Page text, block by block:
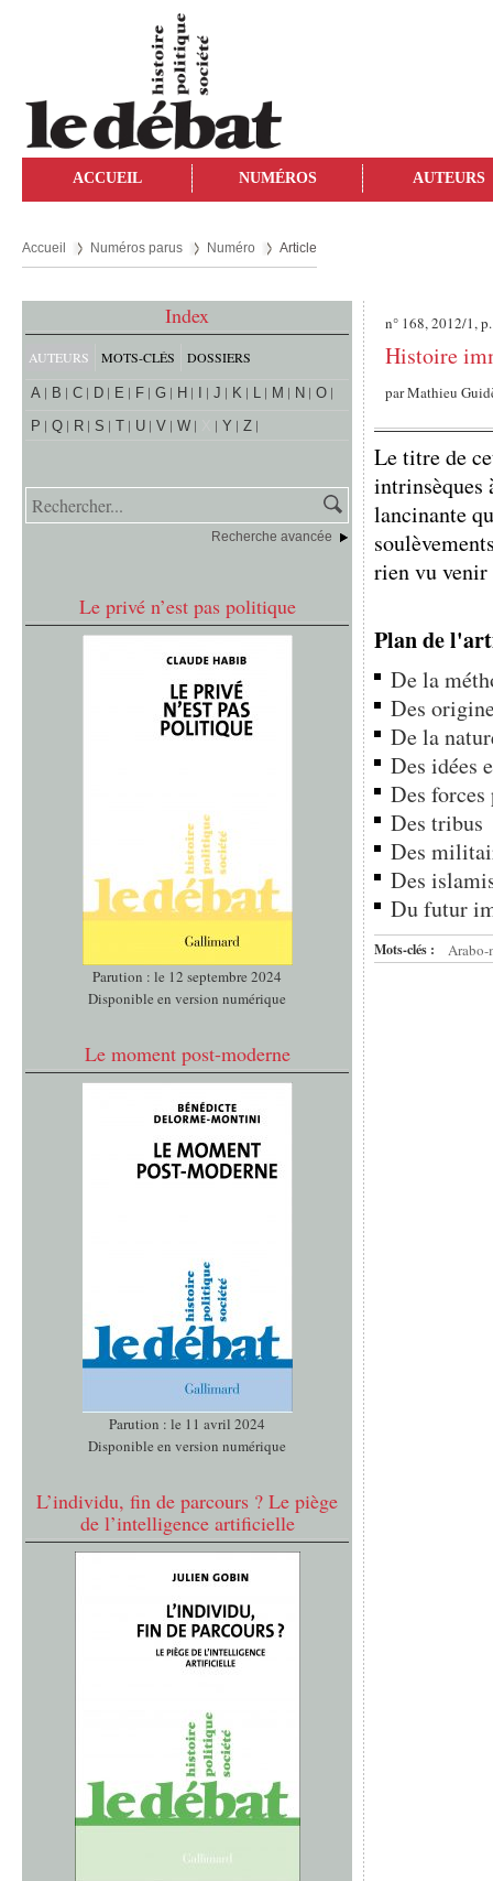
ACCUEIL NUMÉROS AUTEURS
Accueil Numéros parus Numéro Article
Index
AUTEURS MOTS-CLÉS DOSSIERS
A B C D E F G H J K L M N
O
P
Q R S T U V W Y Z
Recherche avancée
Le privé n’est pas politique
Parution : le 12 septembre 2024
Disponible en version numérique
Le moment post-moderne
Parution : le 11 avril 2024
Disponible en version numérique
L’individu, fin de parcours ? Le piège
de l’intelligence artificielle
n° 168, 2012/1,
Histoire
parMathieu
Le titre de
intrinsèques
lancinante
rien vu venir
Plan de
De la
Des
De la
Des idées
Des
Des tribus
Des
Des
Du futur
Mots-clés : Arabo-